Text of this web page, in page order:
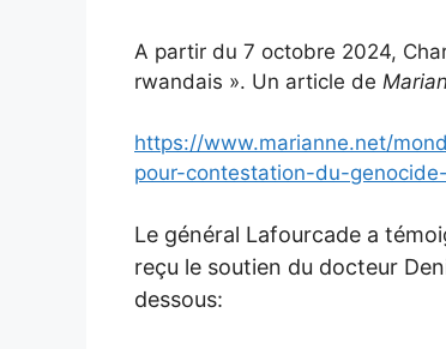
A partir du 7 octobre 2024,
rwandais ». Un article de
https://www.marianne.net/
pour-contestation-du-
Le général Lafourcade a
reçu le soutien du docteur
dessous: